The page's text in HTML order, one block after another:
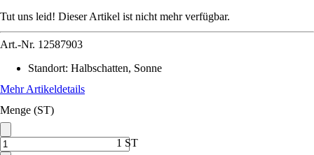
Tut uns leid! Dieser Artikel ist nicht mehr verfügbar.
Art.-Nr. 12587903
Standort: Halbschatten, Sonne
Mehr Artikeldetails
Menge (ST)
1 ST